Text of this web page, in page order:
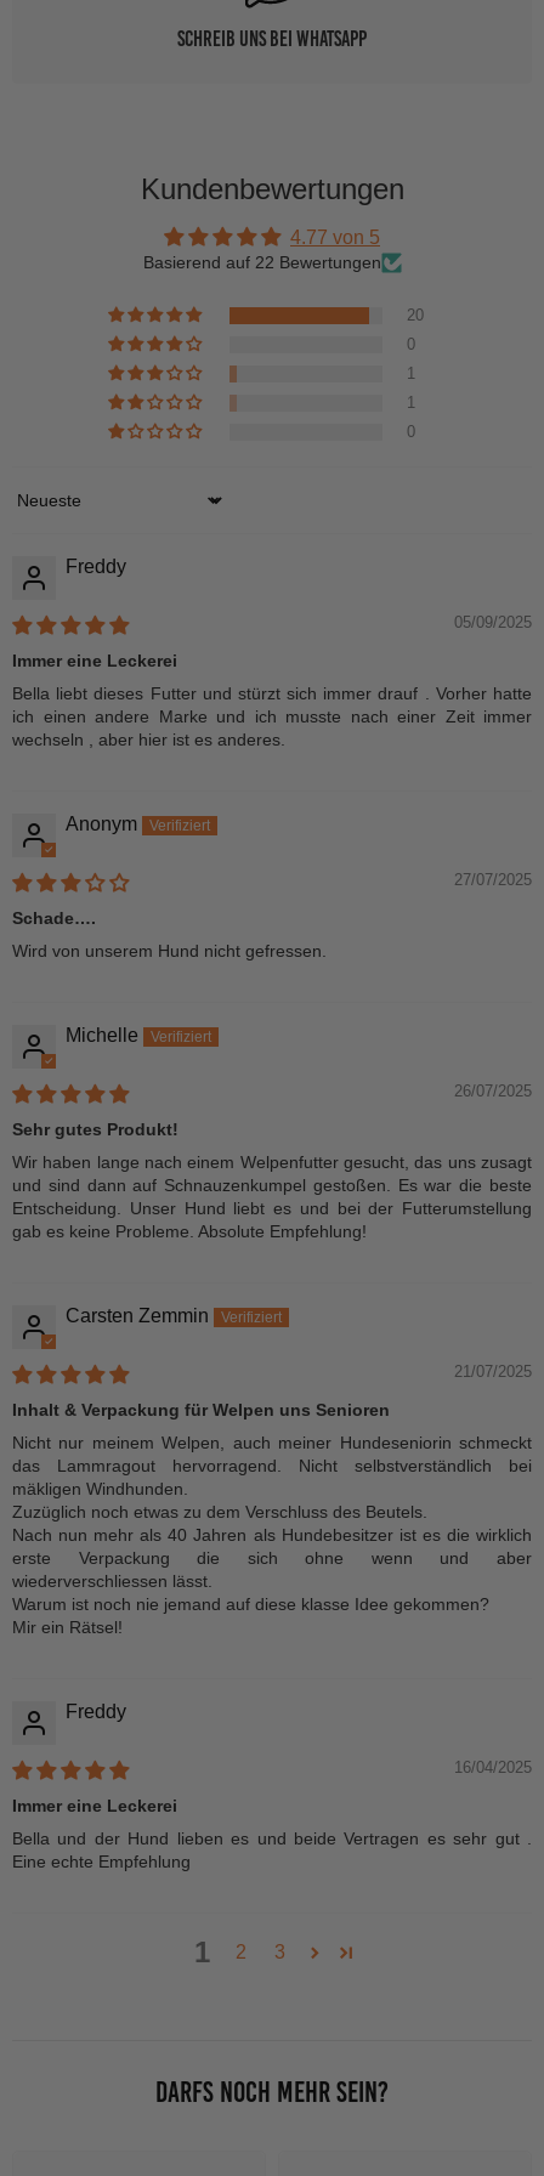
Schreib uns bei WhatsApp
Kundenbewertungen
4.77 von 5
Basierend auf 22 Bewertungen
20
0
1
1
0
Sort by
Freddy
05/09/2025
Immer eine Leckerei
Bella liebt dieses Futter und stürzt sich immer drauf . Vorher hatte
ich einen andere Marke und ich musste nach einer Zeit immer
wechseln , aber hier ist es anderes.
Anonym
27/07/2025
Schade….
Wird von unserem Hund nicht gefressen.
Michelle
26/07/2025
Sehr gutes Produkt!
Wir haben lange nach einem Welpenfutter gesucht, das uns zusagt
und sind dann auf Schnauzenkumpel gestoßen. Es war die beste
Entscheidung. Unser Hund liebt es und bei der Futterumstellung
gab es keine Probleme. Absolute Empfehlung!
Carsten Zemmin
21/07/2025
Inhalt & Verpackung für Welpen uns Senioren
Nicht nur meinem Welpen, auch meiner Hundeseniorin schmeckt
das Lammragout hervorragend. Nicht selbstverständlich bei
mäkligen Windhunden.
Zuzüglich noch etwas zu dem Verschluss des Beutels.
Nach nun mehr als 40 Jahren als Hundebesitzer ist es die wirklich
erste Verpackung die sich ohne wenn und aber
wiederverschliessen lässt.
Warum ist noch nie jemand auf diese klasse Idee gekommen?
Mir ein Rätsel!
Freddy
16/04/2025
Immer eine Leckerei
Bella und der Hund lieben es und beide Vertragen es sehr gut .
Eine echte Empfehlung
1 2 3
DARFS NOCH MEHR SEIN?